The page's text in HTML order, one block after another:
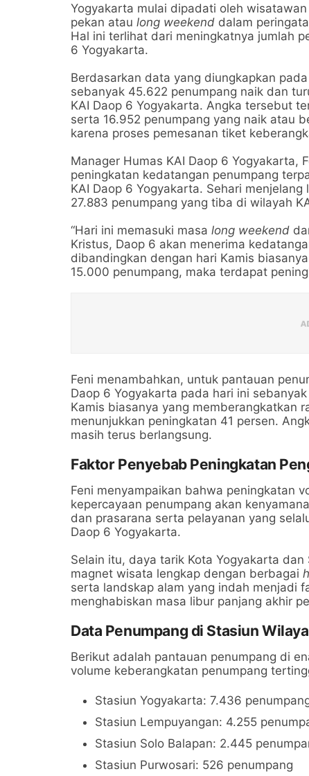
Yogyakarta mulai dipadati oleh
pekan atau long weekend dalam
Hal ini terlihat dari meningkatnya jumlah
6 Yogyakarta.
Berdasarkan data yang diungkapkan
sebanyak 45.622 penumpang naik dan
KAI Daop 6 Yogyakarta. Angka tersebut
serta 16.952 penumpang yang naik atau
karena proses pemesanan tiket
Manager Humas KAI Daop 6 Yogyakarta,
peningkatan kedatangan penumpang
KAI Daop 6 Yogyakarta. Sehari menjelang
27.883 penumpang yang tiba di wilayah
“Hari ini memasuki masa long weekend
Kristus, Daop 6 akan menerima
dibandingkan dengan hari Kamis
15.000 penumpang, maka terdapat
Feni menambahkan, untuk pantauan
Daop 6 Yogyakarta pada hari ini
Kamis biasanya yang memberangkatkan
menunjukkan peningkatan 41 persen.
masih terus berlangsung.
Faktor Penyebab Peningkatan
Feni menyampaikan bahwa peningkatan
kepercayaan penumpang akan
dan prasarana serta pelayanan yang
Daop 6 Yogyakarta.
Selain itu, daya tarik Kota Yogyakarta
magnet wisata lengkap dengan berbagai
serta landskap alam yang indah menjadi
menghabiskan masa libur panjang akhir
Data Penumpang di Stasiun
Berikut adalah pantauan penumpang di
volume keberangkatan penumpang
Stasiun Yogyakarta: 7.436
Stasiun Lempuyangan: 4.255
Stasiun Solo Balapan: 2.445
Stasiun Purwosari: 526 penumpang